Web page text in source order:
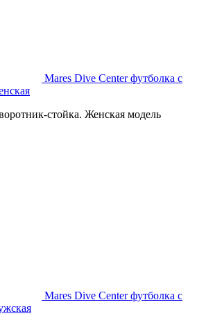
Mares Dive Center футболка c
стойка. Женская модель
Mares Dive Center футболка c